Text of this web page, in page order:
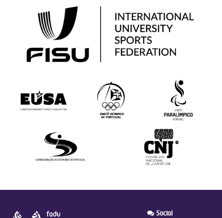
Social